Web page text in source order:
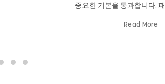
중요한 기본을 통과합니다.
Read More